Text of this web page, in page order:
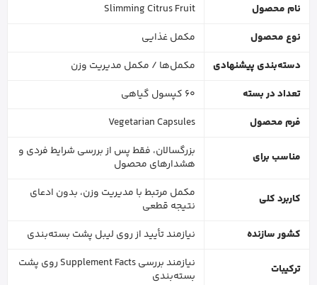
نام محصول
Slimming Citrus Fruit
نوع محصول
مکمل غذایی
دسته‌بندی پیشنهادی
مکمل‌ها / مکمل مدیریت وزن
تعداد در بسته
60 کپسول گیاهی
فرم محصول
Vegetarian Capsules
مناسب برای
بزرگسالان، فقط پس از بررسی شرایط فردی و
هشدارهای محصول
کاربرد کلی
مکمل مرتبط با مدیریت وزن، بدون ادعای
نتیجه قطعی
کشور سازنده
نیازمند تأیید از روی لیبل پشت بسته‌بندی
ترکیبات
نیازمند بررسی Supplement Facts روی پشت
بسته‌بندی